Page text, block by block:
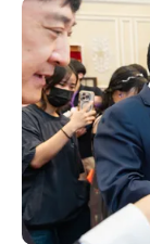
騎機車接送小
關係，一、二
上訴。